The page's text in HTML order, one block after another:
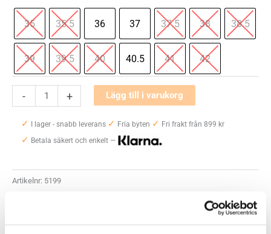
35 35.5 36 37 37.5 38 38.5
39 39.5 40 40.5 41 42
-
Revel
Waterproof
+ Lägg till i varukorg
✓ I lager - snabb leverans ✓ Fria byten ✓ Fri frakt från 899 kr
✓ Betala säkert och enkelt —
Artikelnr: 5199
Saldo weblager. För aktuellt butikssaldo, kontakta din närmstabutik.